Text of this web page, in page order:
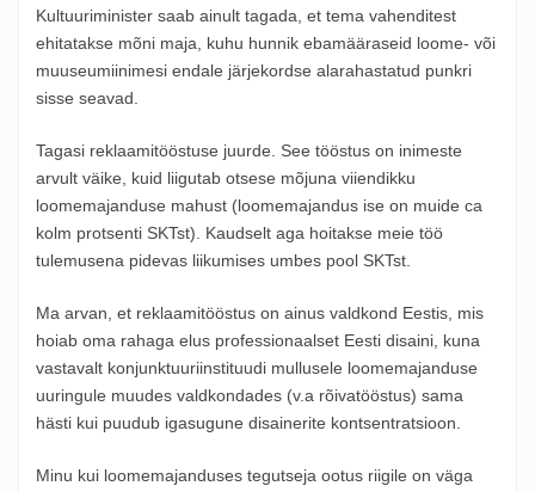
Kultuuriminister saab ainult tagada, et tema vahenditest
ehitatakse mõni maja, kuhu hunnik ebamääraseid loome- või
muuseumiinimesi endale järjekordse alarahastatud punkri
sisse seavad.
Tagasi reklaamitööstuse juurde. See tööstus on inimeste
arvult väike, kuid liigutab otsese mõjuna viiendikku
loomemajanduse mahust (loomemajandus ise on muide ca
kolm protsenti SKTst). Kaudselt aga hoitakse meie töö
tulemusena pidevas liikumises umbes pool SKTst.
Ma arvan, et reklaamitööstus on ainus valdkond Eestis, mis
hoiab oma rahaga elus professionaalset Eesti disaini, kuna
vastavalt konjunktuuriinstituudi mullusele loomemajanduse
uuringule muudes valdkondades (v.a rõivatööstus) sama
hästi kui puudub igasugune disainerite kontsentratsioon.
Minu kui loomemajanduses tegutseja ootus riigile on väga